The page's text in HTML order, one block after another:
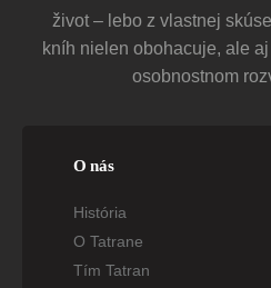
život – lebo z vlastnej
kníh nielen obohacuje, ale
osobnostnom
O nás
História
O Tatrane
Tím Tatran